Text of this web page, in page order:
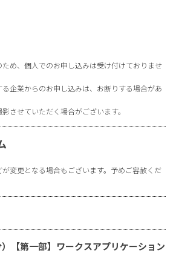
め、個人でのお申し込みは受け付けておりませ
企業からのお申し込みは、お断りする場合があ
させていただく場合がございます。
変更となる場合もございます。予めご容赦くだ
【第一部】ワークスアプリケーション